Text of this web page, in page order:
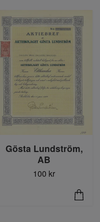
Gösta Lundström,
AB
100 kr